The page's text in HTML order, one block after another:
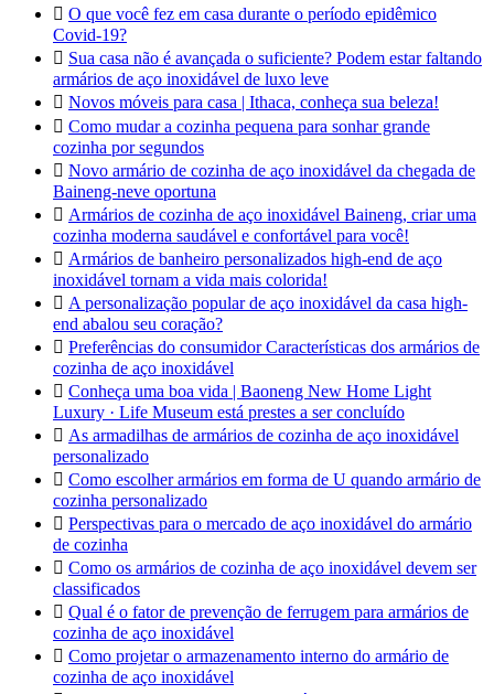
 O que você fez em casa durante o período epidêmico
Covid-19?
 Sua casa não é avançada o suficiente? Podem estar faltando
armários de aço inoxidável de luxo leve
 Novos móveis para casa | Ithaca, conheça sua beleza!
 Como mudar a cozinha pequena para sonhar grande
cozinha por segundos
 Novo armário de cozinha de aço inoxidável da chegada de
Baineng-neve oportuna
 Armários de cozinha de aço inoxidável Baineng, criar uma
cozinha moderna saudável e confortável para você!
 Armários de banheiro personalizados high-end de aço
inoxidável tornam a vida mais colorida!
 A personalização popular de aço inoxidável da casa high-
end abalou seu coração?
 Preferências do consumidor Características dos armários de
cozinha de aço inoxidável
 Conheça uma boa vida | Baoneng New Home Light
Luxury · Life Museum está prestes a ser concluído
 As armadilhas de armários de cozinha de aço inoxidável
personalizado
 Como escolher armários em forma de U quando armário de
cozinha personalizado
 Perspectivas para o mercado de aço inoxidável do armário
de cozinha
 Como os armários de cozinha de aço inoxidável devem ser
classificados
 Qual é o fator de prevenção de ferrugem para armários de
cozinha de aço inoxidável
 Como projetar o armazenamento interno do armário de
cozinha de aço inoxidável